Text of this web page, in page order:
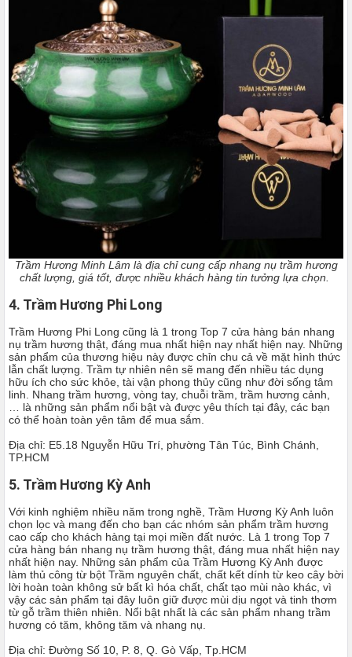
Trầm Hương Minh Lâm là địa chỉ cung cấp nhang nụ trầm hương
chất lượng, giá tốt, được nhiều khách hàng tin tưởng lựa chọn.
4. Trầm Hương Phi Long
Trầm Hương Phi Long cũng là 1 trong Top 7 cửa hàng bán nhang
nụ trầm hương thật, đáng mua nhất hiện nay nhất hiện nay. Những
sản phẩm của thương hiệu này được chỉn chu cả về mặt hình thức
lẫn chất lượng. Trầm tự nhiên nên sẽ mang đến nhiều tác dụng
hữu ích cho sức khỏe, tài vận phong thủy cũng như đời sống tâm
linh. Nhang trầm hương, vòng tay, chuỗi trầm, trầm hương cảnh,
… là những sản phẩm nổi bật và được yêu thích tại đây, các bạn
có thể hoàn toàn yên tâm để mua sắm.
Địa chỉ: E5.18 Nguyễn Hữu Trí, phường Tân Túc, Bình Chánh,
TP.HCM
5. Trầm Hương Kỳ Anh
Với kinh nghiệm nhiều năm trong nghề, Trầm Hương Kỳ Anh luôn
chọn lọc và mang đến cho bạn các nhóm sản phẩm trầm hương
cao cấp cho khách hàng tại mọi miền đất nước. Là 1 trong Top 7
cửa hàng bán nhang nụ trầm hương thật, đáng mua nhất hiện nay
nhất hiện nay. Những sản phẩm của Trầm Hương Kỳ Anh được
làm thủ công từ bột Trầm nguyên chất, chất kết dính từ keo cây bời
lời hoàn toàn không sử bất kì hóa chất, chất tạo mùi nào khác, vì
vậy các sản phẩm tại đây luôn giữ được mùi dịu ngọt và tinh thơm
từ gỗ trầm thiên nhiên. Nổi bật nhất là các sản phẩm nhang trầm
hương có tăm, không tăm và nhang nụ.
Địa chỉ: Đường Số 10, P. 8, Q. Gò Vấp, Tp.HCM